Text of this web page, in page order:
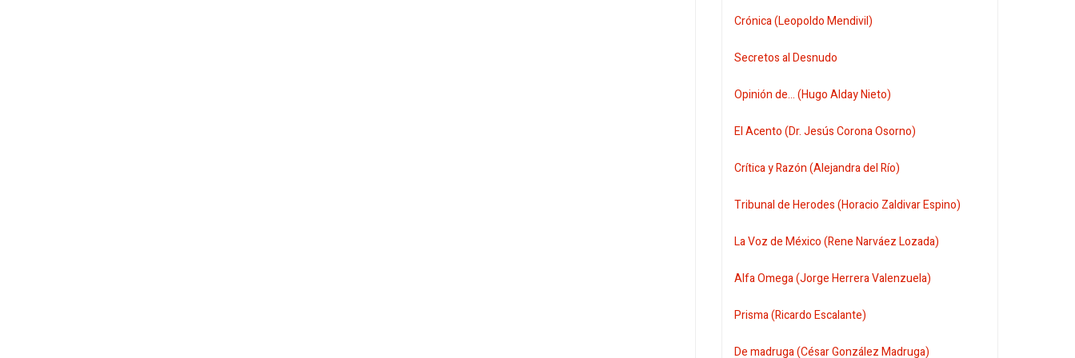
Crónica (Leopoldo Mendivil)
Secretos al Desnudo
Opinión de... (Hugo Alday Nieto)
El Acento (Dr. Jesús Corona Osorno)
Crítica y Razón (Alejandra del Río)
Tribunal de Herodes (Horacio Zaldivar Espino)
La Voz de México (Rene Narváez Lozada)
Alfa Omega (Jorge Herrera Valenzuela)
Prisma (Ricardo Escalante)
De madruga (César González Madruga)